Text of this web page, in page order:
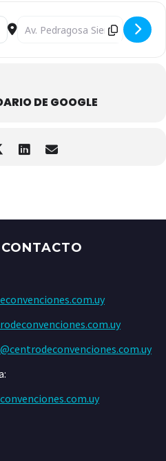
- Beer Day [Lhhl02F80]
Destination Address - Beer Day
DE GOOGLE